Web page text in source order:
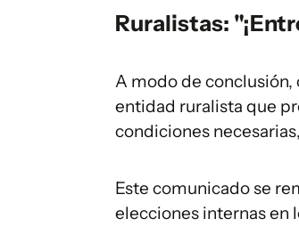
Ruralistas:
A modo de
entidad ruralista que
condiciones
Este comunicado se
elecciones internas en